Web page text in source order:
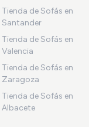
Tienda de Sofás en
Santander
Tienda de Sofás en
Valencia
Tienda de Sofás en
Zaragoza
Tienda de Sofás en
Albacete